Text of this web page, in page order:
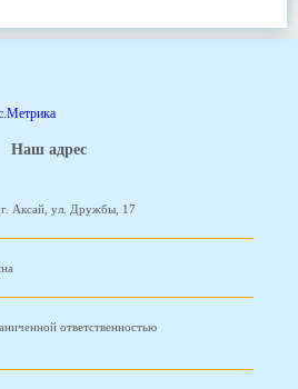
Наш адрес
г. Аксай, ул. Дружбы, 17
ответственностью